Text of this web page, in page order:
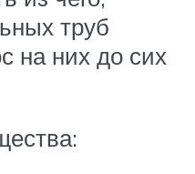
труб
на них до сих